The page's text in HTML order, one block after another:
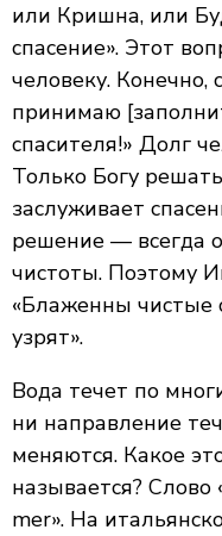
или Кришна, или
спасение». Этот
человеку. Конечно,
принимаю
спасителя!» Долг
Только Богу
заслуживает
решение — всегда
чистоты. Поэтому
«Блаженны чистые
узрят».
Вода течет по
ни направление
меняются. Какое
называется?
mer». На